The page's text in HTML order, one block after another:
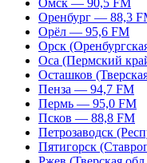
Омск — 90,5 FM
Оренбург — 88,3
Орёл — 95,6 FM
Орск
Оса (Пермский
Осташков
Пенза — 94,7 FM
Пермь — 95,0 FM
Псков — 88,8 FM
Петрозаводск
Пятигорск